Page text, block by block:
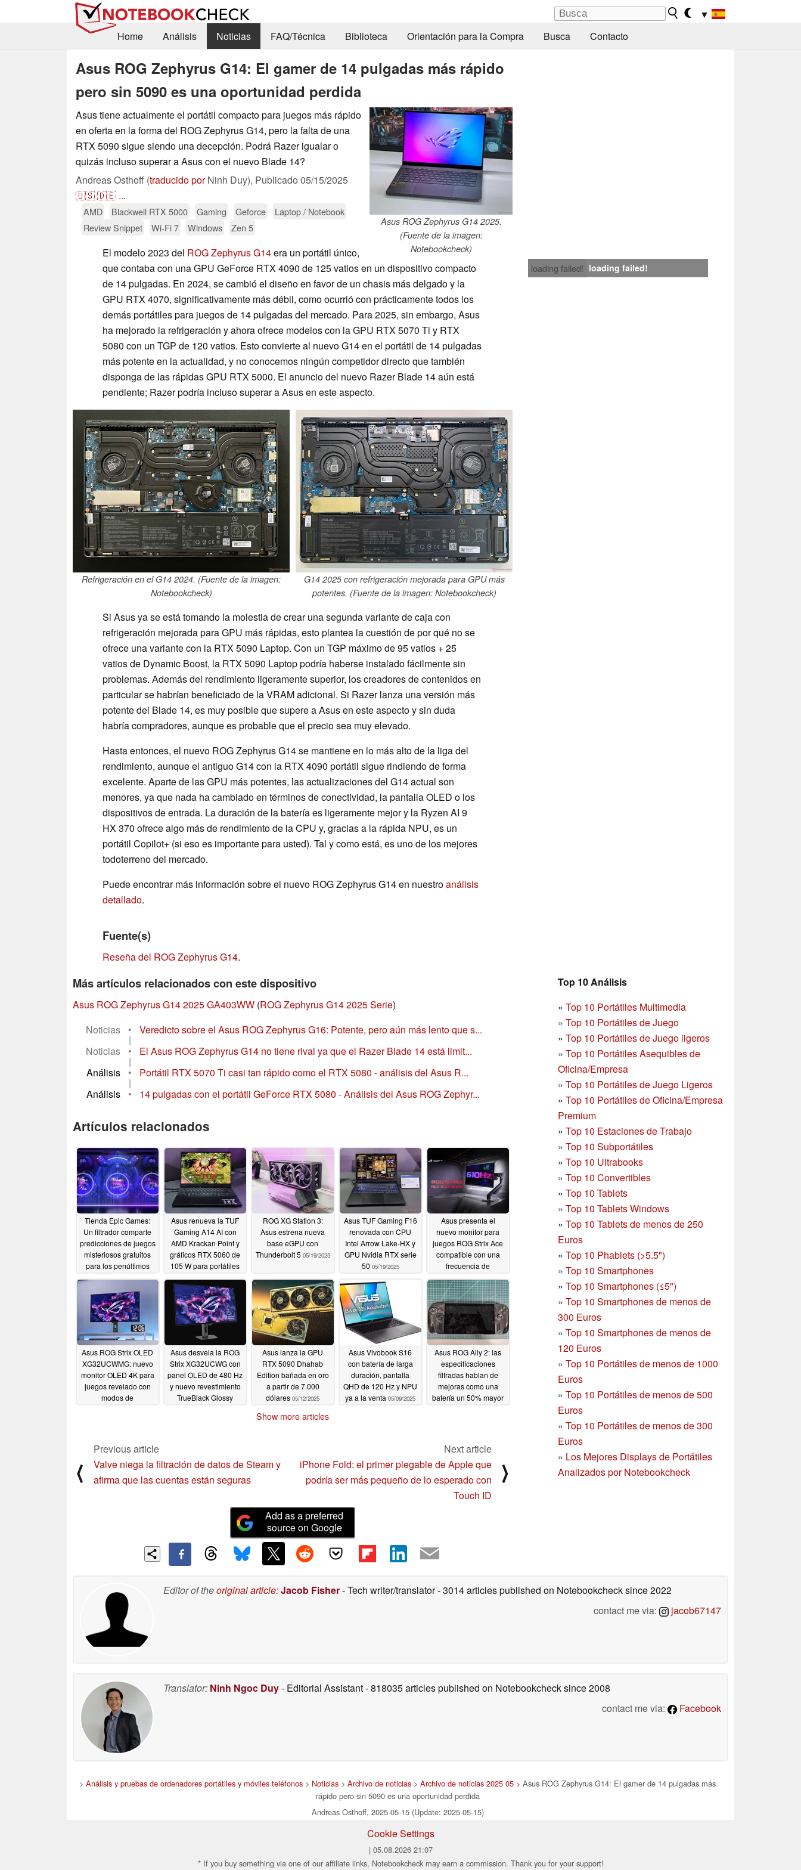
▼
Home
Análisis Noticias FAQ/Técnica Biblioteca Orientación para la Compra Busca Contacto
Asus ROG Zephyrus G14: El gamer de 14 pulgadas más rápido
pero sin 5090 es una oportunidad perdida
Asus ROG Zephyrus G14 2025.
(Fuente de la imagen:
Notebookcheck)
Asus tiene actualmente el portátil compacto para juegos más rápido
en oferta en la forma del ROG Zephyrus G14, pero la falta de una
RTX 5090 sigue siendo una decepción. Podrá Razer igualar o
quizás incluso superar a Asus con el nuevo Blade 14?
Andreas Osthoff (traducido porNinh Duy), Publicado 05/15/2025
🇺🇸🇩🇪 ...
AMD Blackwell RTX 5000 Gaming Geforce
Laptop / Notebook
Review Snippet
Wi-Fi 7 Windows Zen 5
loading failed! loading failed!
El modelo 2023 del ROG Zephyrus G14era un portátil único,
que contaba con una GPU GeForce RTX 4090 de 125 vatios en un dispositivo compacto
de 14 pulgadas. En 2024, se cambió el diseño en favor de un chasis más delgado y la
GPU RTX 4070, significativamente más débil, como ocurrió con prácticamente todos los
demás portátiles para juegos de 14 pulgadas del mercado. Para 2025, sin embargo, Asus
ha mejorado la refrigeración y ahora ofrece modelos con la GPU RTX 5070 Ti y RTX
5080 con un TGP de 120 vatios. Esto convierte al nuevo G14 en el portátil de 14 pulgadas
más potente en la actualidad, y no conocemos ningún competidor directo que también
disponga de las rápidas GPU RTX 5000. El anuncio del nuevo Razer Blade 14 aún está
pendiente; Razer podría incluso superar a Asus en este aspecto.
Refrigeración en el G14 2024. (Fuente de la imagen:
Notebookcheck)
G14 2025 con refrigeración mejorada para GPU más
potentes. (Fuente de la imagen: Notebookcheck)
Si Asus ya se está tomando la molestia de crear una segunda variante de caja con
refrigeración mejorada para GPU más rápidas, esto plantea la cuestión de por qué no se
ofrece una variante con la RTX 5090 Laptop. Con un TGP máximo de 95 vatios + 25
vatios de Dynamic Boost, la RTX 5090 Laptop podría haberse instalado fácilmente sin
problemas. Además del rendimiento ligeramente superior, los creadores de contenidos en
particular se habrían beneficiado de la VRAM adicional. Si Razer lanza una versión más
potente del Blade 14, es muy posible que supere a Asus en este aspecto y sin duda
habría compradores, aunque es probable que el precio sea muy elevado.
Hasta entonces, el nuevo ROG Zephyrus G14 se mantiene en lo más alto de la liga del
rendimiento, aunque el antiguo G14 con la RTX 4090 portátil sigue rindiendo de forma
excelente. Aparte de las GPU más potentes, las actualizaciones del G14 actual son
menores, ya que nada ha cambiado en términos de conectividad, la pantalla OLED o los
dispositivos de entrada. La duración de la batería es ligeramente mejor y la Ryzen AI 9
HX 370 ofrece algo más de rendimiento de la CPU y, gracias a la rápida NPU, es un
portátil Copilot+ (si eso es importante para usted). Tal y como está, es uno de los mejores
todoterreno del mercado.
Puede encontrar más información sobre el nuevo ROG Zephyrus G14 en nuestroanálisis
detallado.
Fuente(s)
Reseña del ROG Zephyrus G14.
Top 10 Análisis
» Top 10 Portátiles Multimedia
» Top 10 Portátiles de Juego
» Top 10 Portátiles de Juego ligeros
» Top 10 Portátiles Asequibles de
Oficina/Empresa
» Top 10 Portátiles de Juego Ligeros
» Top 10 Portátiles de Oficina/Empresa
Premium
» Top 10 Estaciones de Trabajo
» Top 10 Subportátiles
» Top 10 Ultrabooks
» Top 10 Convertibles
» Top 10 Tablets
» Top 10 Tablets Windows
» Top 10 Tablets de menos de 250
Euros
» Top 10 Phablets (>5.5")
» Top 10 Smartphones
» Top 10 Smartphones (≤5")
» Top 10 Smartphones de menos de
300 Euros
» Top 10 Smartphonesde menos de
120 Euros
» Top 10 Portátiles de menos de 1000
Euros
» Top 10 Portátiles de menos de 500
Euros
» Top 10 Portátiles de menos de 300
Euros
» Los Mejores Displays de Portátiles
Analizados por Notebookcheck
Más artículos relacionados con este dispositivo
Asus ROG Zephyrus G14 2025 GA403WW (ROG Zephyrus G14 2025 Serie)
Noticias
• Veredicto sobre el Asus ROG Zephyrus G16: Potente, pero aún más lento que s...
|
Noticias
• El Asus ROG Zephyrus G14 no tiene rival ya que el Razer Blade 14 está limit...
|
Análisis
• Portátil RTX 5070 Ti casi tan rápido como el RTX 5080 - análisis del Asus R...
|
Análisis
• 14 pulgadas con el portátil GeForce RTX 5080 - Análisis del Asus ROG Zephyr...
Artículos relacionados
Tienda Epic Games:
Un filtrador comparte
predicciones de juegos
misteriosos gratuitos
para los penúltimos
05/20/2025
Asus renueva la TUF
Gaming A14 AI con
AMD Krackan Point y
gráficos RTX 5060 de
105 W para portátiles
05/20/2025
ROG XG Station 3:
Asus estrena nueva
base eGPU con
Thunderbolt 5 05/19/2025
Asus TUF Gaming F16
renovada con CPU
Intel Arrow Lake-HX y
GPU Nvidia RTX serie
50 05/19/2025
Asus presenta el
nuevo monitor para
juegos ROG Strix Ace
compatible con una
frecuencia de
Hz05/19/2025
Asus ROG Strix OLED
XG32UCWMG: nuevo
monitor OLED 4K para
juegos revelado con
modos de
Asus desvela la ROG
Strix XG32UCWG con
panel OLED de 480 Hz
y nuevo revestimiento
TrueBlack Glossy
Asus lanza la GPU
RTX 5090 Dhahab
Edition bañada en oro
a partir de 7.000
dólares 05/12/2025
Asus Vivobook S16
con batería de larga
duración, pantalla
QHD de 120 Hz y NPU
ya a la venta 05/09/2025
Asus ROG Ally 2: las
especificaciones
filtradas hablan de
mejoras como una
batería un 50% mayor
Show more articles
⟨
Previous article
Valve niega la filtración de datos de Steam y
afirma que las cuentas están seguras
Next article
iPhone Fold: el primer plegable de Apple que
podría ser más pequeño de lo esperado con
Touch ID
⟩
Add as a preferred
source on Google
Editor of theoriginal article:Jacob Fisher- Tech writer/translator- 3014 articles published on Notebookchecksince 2022
contact me via:
jacob67147
Translator: Ninh Ngoc Duy- Editorial Assistant- 818035 articles published on Notebookchecksince 2008
contact me via:
Facebook
> Análisis y pruebas de ordenadores portátiles y móviles teléfonos > Noticias > Archivo de noticias > Archivo de noticias 2025 05 > Asus ROG Zephyrus G14: El gamer de 14 pulgadas más
rápido pero sin 5090 es una oportunidad perdida
Andreas Osthoff, 2025-05-15 (Update: 2025-05-15)
Cookie Settings
| 05.08.2026 21:07
* If you buy something via one of our affiliate links, Notebookcheck may earn a commission. Thank you for your support!